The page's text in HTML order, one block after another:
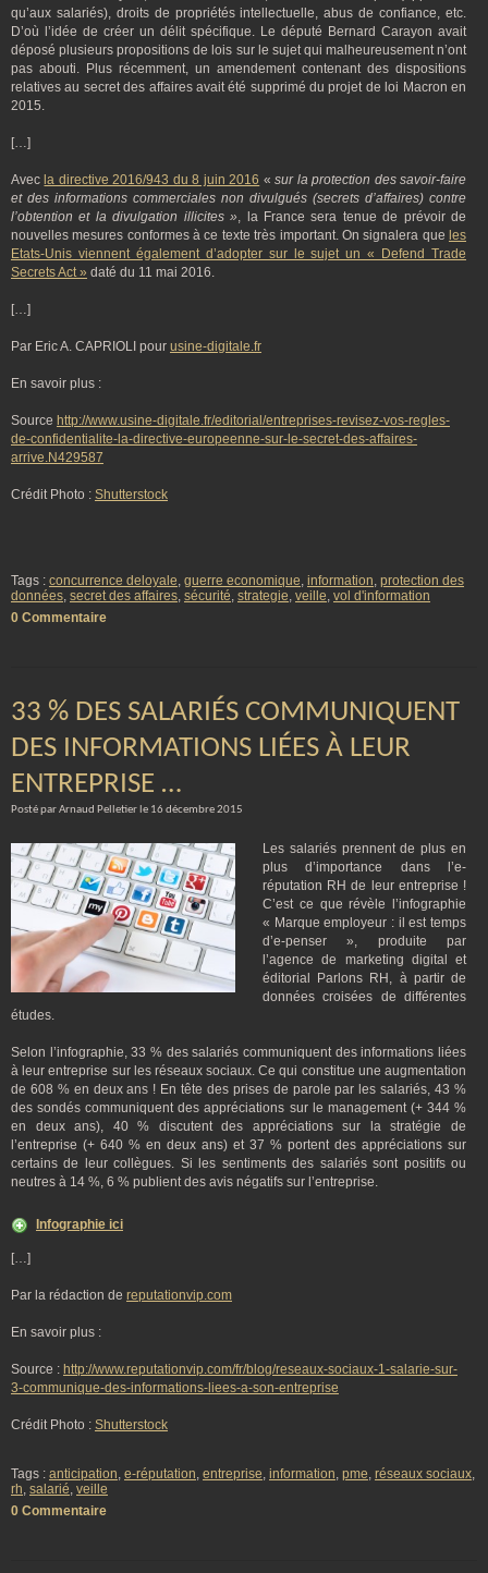
qu’aux salariés), droits de propriétés intellectuelle, abus de confiance, etc.
D’où l’idée de créer un délit spécifique. Le député Bernard Carayon avait
déposé plusieurs propositions de lois sur le sujet qui malheureusement n’ont
pas abouti. Plus récemment, un amendement contenant des dispositions
relatives au secret des affaires avait été supprimé du projet de loi Macron en
2015.
[…]
Avec la directive 2016/943 du 8 juin 2016 «sur la protection des savoir-faire
et des informations commerciales non divulgués (secrets d’affaires) contre
l’obtention et la divulgation illicites », la France sera tenue de prévoir de
nouvelles mesures conformes à ce texte très important. On signalera que les
Etats-Unis viennent également d’adopter sur le sujet un « Defend Trade
Secrets Act » daté du 11 mai 2016.
[…]
Par Eric A. CAPRIOLI pour usine-digitale.fr
En savoir plus :
Source http://www.usine-digitale.fr/editorial/entreprises-revisez-vos-regles-
de-confidentialite-la-directive-europeenne-sur-le-secret-des-affaires-
arrive.N429587
Crédit Photo : Shutterstock
Tags : concurrence deloyale, guerre economique, information, protection des
données, secret des affaires, sécurité, strategie, veille, vol d'information
0 Commentaire
33 % DES SALARIÉS COMMUNIQUENT
DES INFORMATIONS LIÉES À LEUR
ENTREPRISE …
Posté par Arnaud Pelletier le 16 décembre 2015
Les salariés prennent de plus en
plus d’importance dans l’e-
réputation RH de leur entreprise !
C’est ce que révèle l’infographie
« Marque employeur : il est temps
d’e-penser », produite par
l’agence de marketing digital et
éditorial Parlons RH, à partir de
données croisées de différentes
études.
Selon l’infographie, 33 % des salariés communiquent des informations liées
à leur entreprise sur les réseaux sociaux. Ce qui constitue une augmentation
de 608 % en deux ans ! En tête des prises de parole par les salariés, 43 %
des sondés communiquent des appréciations sur le management (+ 344 %
en deux ans), 40 % discutent des appréciations sur la stratégie de
l’entreprise (+ 640 % en deux ans) et 37 % portent des appréciations sur
certains de leur collègues. Si les sentiments des salariés sont positifs ou
neutres à 14 %, 6 % publient des avis négatifs sur l’entreprise.
Infographie ici
[…]
Par la rédaction de reputationvip.com
En savoir plus :
Source : http://www.reputationvip.com/fr/blog/reseaux-sociaux-1-salarie-sur-
3-communique-des-informations-liees-a-son-entreprise
Crédit Photo : Shutterstock
Tags : anticipation, e-réputation, entreprise, information, pme, réseaux sociaux,
rh, salarié, veille
0 Commentaire